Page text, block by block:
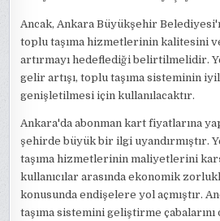
Ancak, Ankara Büyükşehir
toplu taşıma hizmetlerinin kalitesini
artırmayı hedeflediği belirtilmelidir.
gelir artışı, toplu taşıma sisteminin
genişletilmesi için kullanılacaktır.
Ankara'da abonman kart fiyatlarına
şehirde büyük bir ilgi uyandırmıştır.
taşıma hizmetlerinin maliyetlerini
kullanıcılar arasında ekonomik
konusunda endişelere yol açmıştır.
taşıma sistemini geliştirme